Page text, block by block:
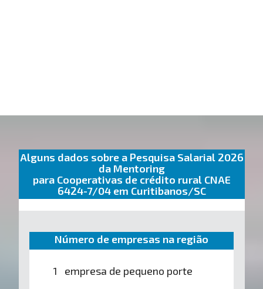
Alguns dados sobre a Pesquisa Salarial 2026
da Mentoring
para Cooperativas de crédito rural CNAE
6424-7/04 em Curitibanos/SC
Número de empresas na região
1 empresa de pequeno porte